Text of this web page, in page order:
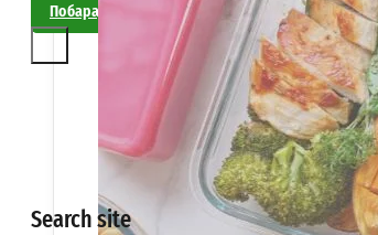
Побарај препорака
Search site